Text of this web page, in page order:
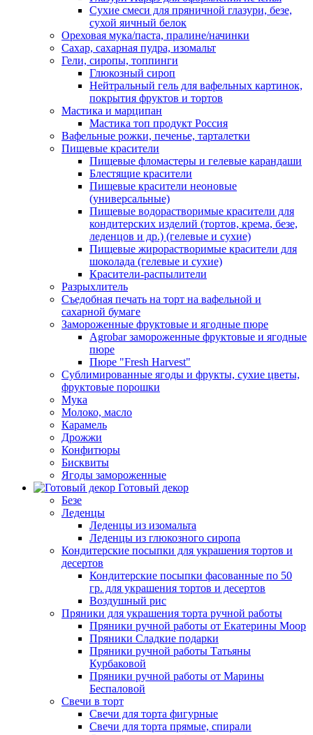
Сухие смеси для пряничной глазури, безе,
сухой яичный белок
Ореховая мука/паста, пралине/начинки
Сахар, сахарная пудра, изомальт
Гели, сиропы, топпинги
Глюкозный сироп
Нейтральный гель для вафельных картинок,
покрытия фруктов и тортов
Мастика и марципан
Мастика топ продукт Россия
Вафельные рожки, печенье, тарталетки
Пищевые красители
Пищевые фломастеры и гелевые карандаши
Блестящие красители
Пищевые красители неоновые
(универсальные)
Пищевые водорастворимые красители для
кондитерских изделий (тортов, крема, безе,
леденцов и др.) (гелевые и сухие)
Пищевые жирорастворимые красители для
шоколада (гелевые и сухие)
Красители-распылители
Разрыхлитель
Съедобная печать на торт на вафельной и
сахарной бумаге
Замороженные фруктовые и ягодные пюре
Agrobar замороженные фруктовые и ягодные
пюре
Пюре "Fresh Harvest"
Сублимированные ягоды и фрукты, сухие цветы,
фруктовые порошки
Мука
Молоко, масло
Карамель
Дрожжи
Конфитюры
Бисквиты
Ягоды замороженные
Готовый декор
Безе
Леденцы
Леденцы из изомальта
Леденцы из глюкозного сиропа
Кондитерские посыпки для украшения тортов и
десертов
Кондитерские посыпки фасованные по 50
гр. для украшения тортов и десертов
Воздушный рис
Пряники для украшения торта ручной работы
Пряники ручной работы от Екатерины Моор
Пряники Сладкие подарки
Пряники ручной работы Татьяны
Курбаковой
Пряники ручной работы от Марины
Беспаловой
Свечи в торт
Свечи для торта фигурные
Свечи для торта прямые, спирали